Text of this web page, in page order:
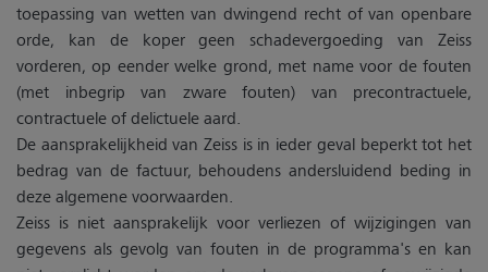
toepassing van wetten van dwingend recht of van openbare
orde, kan de koper geen schadevergoeding van Zeiss
vorderen, op eender welke grond, met name voor de fouten
(met inbegrip van zware fouten) van precontractuele,
contractuele of delictuele aard.
De aansprakelijkheid van Zeiss is in ieder geval beperkt tot het
bedrag van de factuur, behoudens andersluidend beding in
deze algemene voorwaarden.
Zeiss is niet aansprakelijk voor verliezen of wijzigingen van
gegevens als gevolg van fouten in de programma's en kan